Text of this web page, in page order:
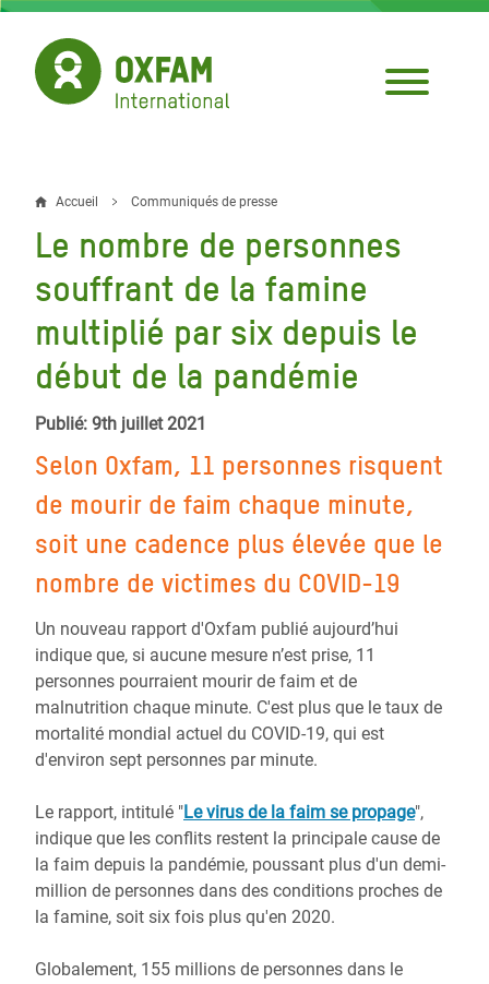
Aller
contenu
principal
Fil
d'Ariane
Accueil Communiqués de presse
Le nombre de personnes
souffrant de la famine
multiplié par six depuis le
début de la pandémie
Publié: 9th juillet 2021
Selon Oxfam, 11 personnes risquent
de mourir de faim chaque minute,
soit une cadence plus élevée que le
nombre de victimes du COVID-19
Un nouveau rapport d'Oxfam publié aujourd’hui
indique que, si aucune mesure n’est prise, 11
personnes pourraient mourir de faim et de
malnutrition chaque minute. C'est plus que le taux de
mortalité mondial actuel du COVID-19, qui est
d'environ sept personnes par minute.
Le rapport, intitulé "Le virus de la faim se propage",
indique que les conflits restent la principale cause de
la faim depuis la pandémie, poussant plus d'un demi-
million de personnes dans des conditions proches de
la famine, soit six fois plus qu'en 2020.
Globalement, 155 millions de personnes dans le